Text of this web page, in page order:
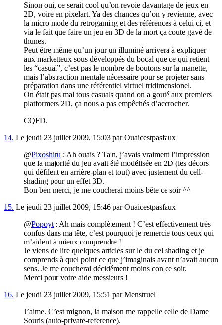
Sinon oui, ce serait cool qu’on revoie davantage de jeux en
2D, voire en pixelart. Ya des chances qu’on y revienne, avec
la micro mode du retrogaming et des références à celui ci, et
via le fait que faire un jeu en 3D de la mort ça coute gavé de
thunes.
Peut être même qu’un jour un illuminé arrivera à expliquer
aux marketteux sous développés du bocal que ce qui retient
les “casual”, c’est pas le nombre de boutons sur la manette,
mais l’abstraction mentale nécessaire pour se projeter sans
préparation dans une référentiel virtuel tridimensionel.
On était pas mal tous casuals quand on a gouté aux premiers
platformers 2D, ça nous a pas empêchés d’accrocher.
CQFD.
14. Le jeudi 23 juillet 2009, 15:03 par Ouaicestpasfaux
@Pixoshiru : Ah ouais ? Tain, j’avais vraiment l’impression
que la majorité du jeu avait été modélisée en 2D (les décors
qui défilent en arrière-plan et tout) avec justement du cell-
shading pour un effet 3D.
Bon ben merci, je me coucherai moins bête ce soir ^^
15. Le jeudi 23 juillet 2009, 15:46 par Ouaicestpasfaux
@Popoyt : Ah mais complètement ! C’est effectivement très
confus dans ma tête, c’est pourquoi je remercie tous ceux qui
m’aident à mieux comprendre !
Je viens de lire quelques articles sur le du cel shading et je
comprends à quel point ce que j’imaginais avant n’avait aucun
sens. Je me coucherai décidément moins con ce soir.
Merci pour votre aide messieurs !
16. Le jeudi 23 juillet 2009, 15:51 par Menstruel
J’aime. C’est mignon, la maison me rappelle celle de Dame
Souris (auto-private-reference).